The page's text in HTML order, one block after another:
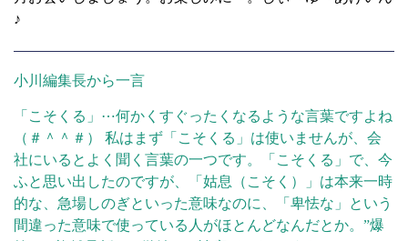
♪
小川編集長から一言
「こそくる」 ⋯何かくすぐったくなるような言葉ですよね
（＃＾＾＃）
私はまず「こそくる」は使いませんが、会
社にいるとよく聞く言葉の一つです。「こそくる」で、今
ふと思い出したのですが、「姑息（こそく）」は本来一時
的な、急場しのぎといった意味なのに、「卑怯な」という
間違った意味で使っている人がほとんどなんだとか。 ”爆